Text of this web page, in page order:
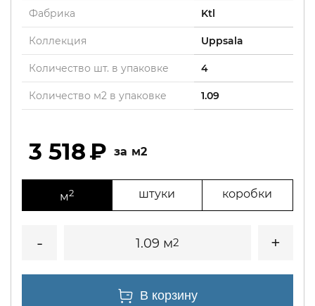
Фабрика Ktl
Коллекция Uppsala
Количество шт. в упаковке 4
Количество м2 в упаковке 1.09
3 518 м2
м2 штуки коробки
1.09 м2